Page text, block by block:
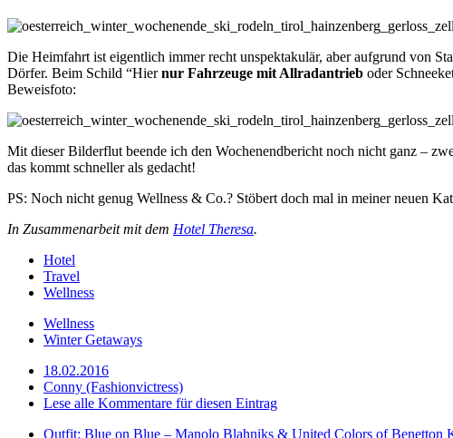
Die Heimfahrt ist eigentlich immer recht unspektakulär, aber aufgrund von
Dörfer. Beim Schild “Hiernur Fahrzeuge mit Allradantrieb oder
Beweisfoto:
Mit dieser Bilderflut beende ich den Wochenendbericht noch nicht ganz –
das kommt schneller als gedacht!
PS: Noch nicht genug Wellness & Co.? Stöbert doch mal in meiner neuen
In Zusammenarbeit mit dem Hotel Theresa.
Hotel
Travel
Wellness
Wellness
Winter Getaways
18.02.2016
Conny (Fashionvictress)
Lese alle Kommentare für diesen Eintrag
Outfit: Blue on Blue – Manolo Blahniks & United Colors of Benetton